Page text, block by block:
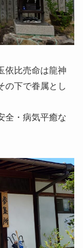
依比売命は龍神
の下で眷属とし
全・病気平癒な